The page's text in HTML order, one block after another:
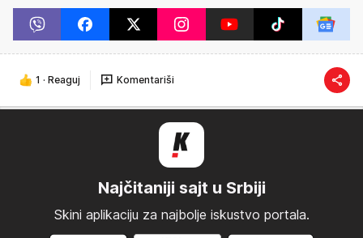
1 · Reaguj Komentariši
Najčitaniji sajt u Srbiji
Skini aplikaciju za najbolje iskustvo portala.